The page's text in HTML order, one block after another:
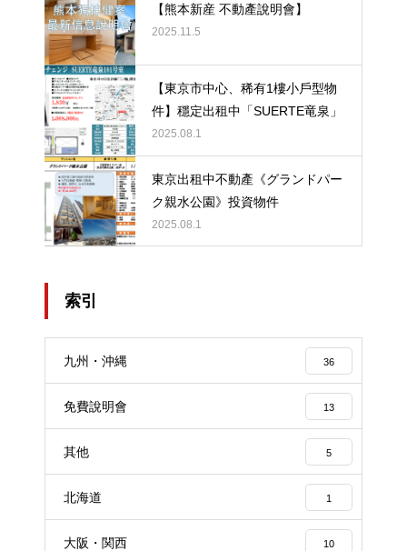
【熊本新産 不動產說明會】
2025.11.5
【東京市中心、稀有1樓小戶型物
件】穩定出租中「SUERTE竜泉」
2025.08.1
東京出租中不動產《グランドパー
ク親水公園》投資物件
2025.08.1
索引
九州・沖縄 36
免費說明會 13
其他 5
北海道 1
大阪・関西 10